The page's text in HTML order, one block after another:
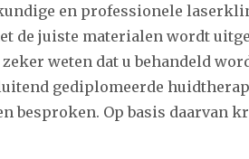
en professionele
de juiste materialen wordt
weten dat u behandeld
gediplomeerde
Op basis daarvan